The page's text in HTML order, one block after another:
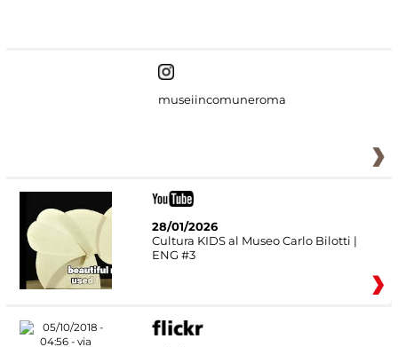
museiincomuneroma
28/01/2026
Cultura KIDS al Museo Carlo Bilotti |
ENG #3